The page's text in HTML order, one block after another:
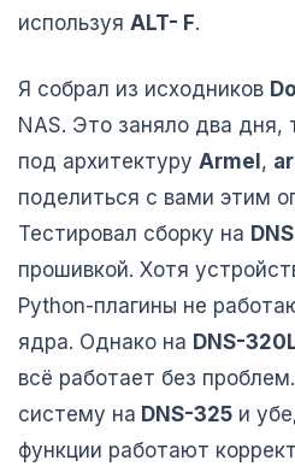
используя ALT- F.
Я собрал из исходников
NAS. Это заняло два дня,
под архитектуру Armel ,
поделиться с вами этим
Тестировал сборку на
прошивкой. Хотя
Python-плагины не
ядра. Однако на DNS-
всё работает без
систему на DNS-325 и
функции работают